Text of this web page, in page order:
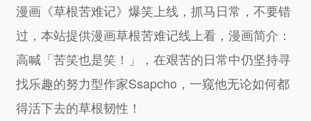
漫画《草根苦难记》爆笑上线，抓马日常，不要错
过，本站提供漫画草根苦难记线上看，漫画简介：
高喊「苦笑也是笑！」，在艰苦的日常中仍坚持寻
找乐趣的努力型作家Ssapcho，一窥他无论如何都
得活下去的草根韧性！